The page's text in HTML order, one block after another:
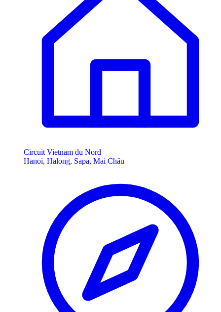
Circuit Vietnam du Nord
Hanoï, Halong, Sapa, Mai Châu